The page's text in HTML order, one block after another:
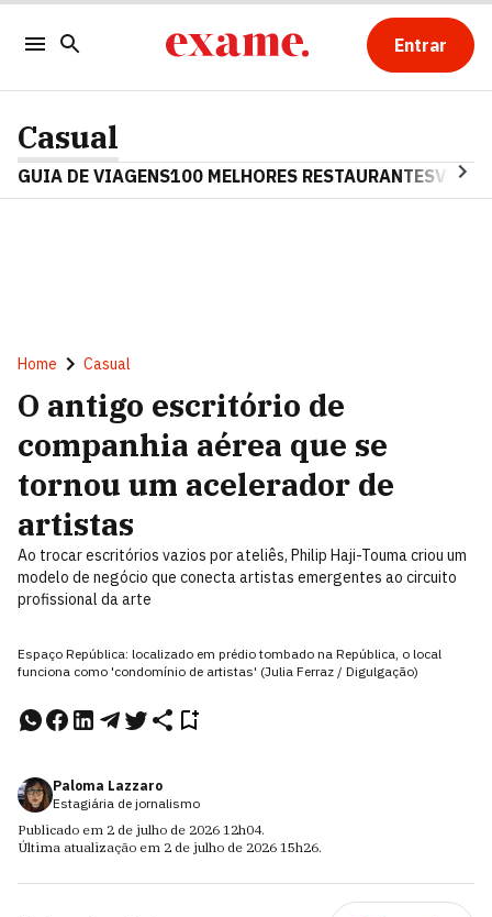
Entrar
Casual
GUIA DE VIAGENS100 MELHORES RESTAURANTES
Home Casual
O antigo escritório de
companhia aérea que se
tornou um acelerador de
artistas
Ao trocar escritórios vazios por ateliês, Philip Haji-Touma criou um
modelo de negócio que conecta artistas emergentes ao circuito
profissional da arte
Espaço República: localizado em prédio tombado na República, o local
funciona como 'condomínio de artistas' (Julia Ferraz / Digulgação)
Paloma Lazzaro
Estagiária de jornalismo
Publicado em 2 de julho de 2026 12h04.
Última atualização em 2 de julho de 2026 15h26.